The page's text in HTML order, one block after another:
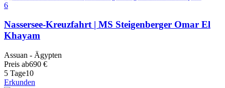
6
Nassersee-Kreuzfahrt | MS Steigenberger Omar El
Khayam
Assuan - Ägypten
Preis ab690 €
5 Tage10
Erkunden